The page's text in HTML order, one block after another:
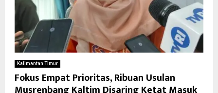
Kalimantan Timur
Fokus Empat Prioritas, Ribuan Usulan